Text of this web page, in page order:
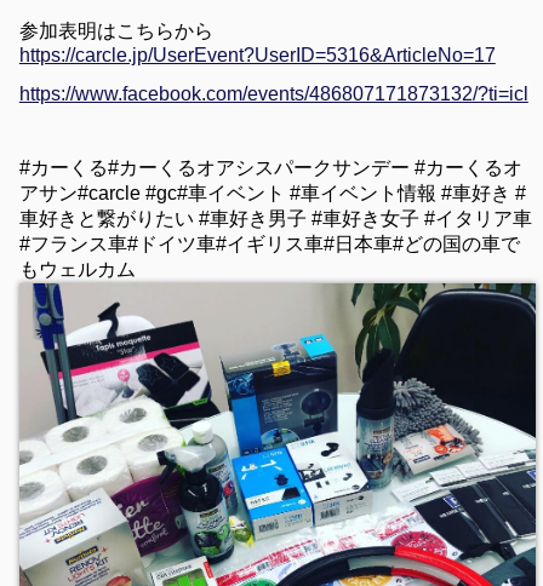
参加表明はこちらから
https://carcle.jp/UserEvent?UserID=5316&ArticleNo=17
https://www.facebook.com/events/486807171873132/?ti=icl
#カーくる#カーくるオアシスパークサンデー #カーくるオ
アサン#carcle #gc#車イベント #車イベント情報 #車好き #
車好きと繋がりたい #車好き男子 #車好き女子 #イタリア車
#フランス車#ドイツ車#イギリス車#日本車#どの国の車で
もウェルカム